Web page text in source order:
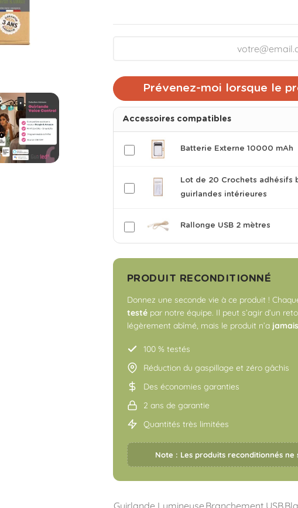
Prévenez-moi lorsque le
Accessoires compatibles
Batterie Externe 10000 mAh
Lot de 20 Crochets adhésifs
guirlandes intérieures
Rallonge USB 2 mètres
PRODUIT RECONDITIONNÉ
Donnez une seconde vie à ce produit !
testépar notre équipe. Il peut s’agir d’un
légèrement abîmé, mais le produit n’a
100 % testés
Réduction du gaspillage et zéro gâchis
Des économies garanties
2 ans de garantie
Quantités très limitées
Note : Les produits reconditionnés ne
Guirlande Lumineuse Branchement USB